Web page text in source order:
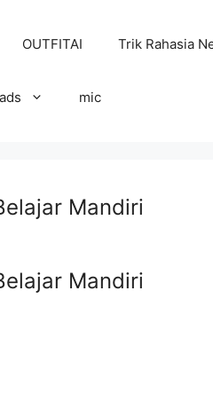
OUTFITAI Trik Rahasia
mic
Mandiri
Mandiri